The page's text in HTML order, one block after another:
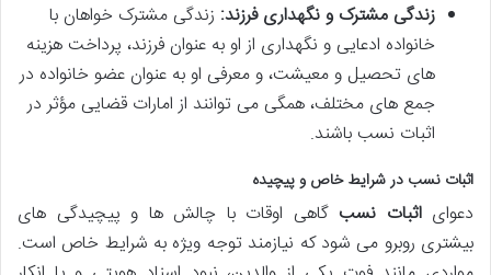
زندگی مشترک و نگهداری فرزند: زندگی مشترک خواهان با
خانواده ادعایی و نگهداری از او به عنوان فرزند، پرداخت هزینه
های تحصیل و معیشت، و معرفی او به عنوان عضو خانواده در
جمع های مختلف، همگی می توانند از امارات قضایی مؤثر در
اثبات نسب باشند.
اثبات نسب در شرایط خاص و پیچیده
دعوایاثبات نسب گاهی اوقات با چالش ها و پیچیدگی های
بیشتری روبرو می شود که نیازمند توجه ویژه به شرایط خاص است.